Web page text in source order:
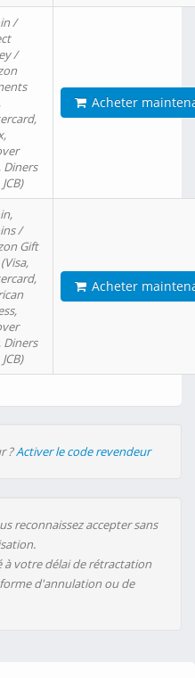
/
/
Diners
Acheter
/
Gift
Diners
Acheter
?Activer le code revendeur
reconnaissez accepter sans
à votre délai de rétractation
d'annulation ou de